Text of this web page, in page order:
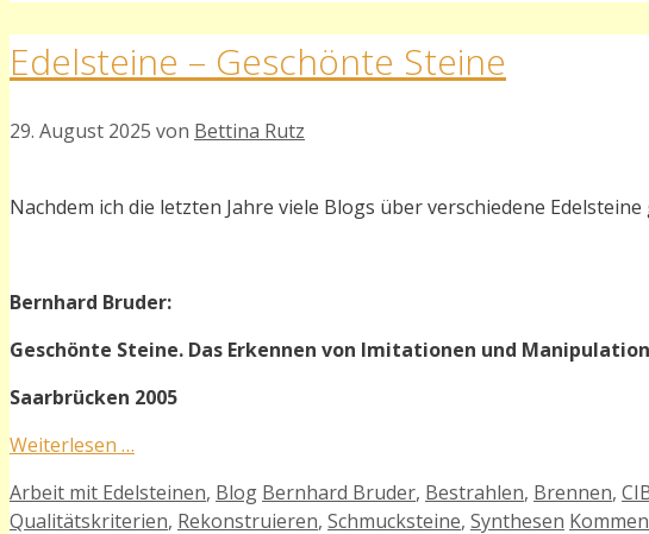
Edelsteine – Geschönte Steine
29. August 2025 von Bettina Rutz
Nachdem ich die letzten Jahre viele Blogs über verschiedene
Bernhard Bruder:
Geschönte Steine. Das Erkennen von Imitationen und
Saarbrücken 2005
Weiterlesen …
Kategorien
Arbeit mit Edelsteinen, Blog Schlagwörter
Bernhard Bruder, Bestrahlen, Brennen,
Qualitätskriterien, Rekonstruieren, Schmucksteine, Synthesen